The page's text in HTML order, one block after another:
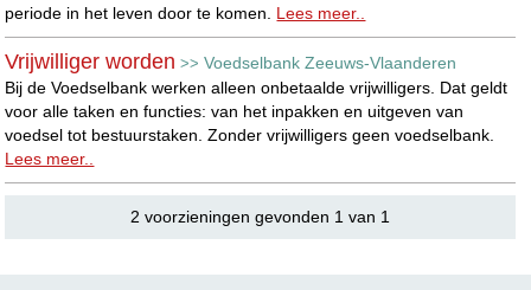
periode in het leven door te komen. Lees meer..
Vrijwilliger worden >>Voedselbank Zeeuws-Vlaanderen
Bij de Voedselbank werken alleen onbetaalde vrijwilligers. Dat geldt
voor alle taken en functies: van het inpakken en uitgeven van
voedsel tot bestuurstaken. Zonder vrijwilligers geen voedselbank.
Lees meer..
2 voorzieningen gevonden 1 van 1